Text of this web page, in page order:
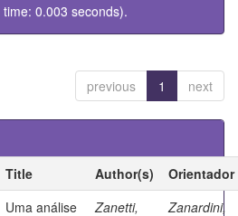
0.003 seconds).
previous 1 next
Title Author(s)
Orientador
Uma análise
Zanetti,
Zanardini,